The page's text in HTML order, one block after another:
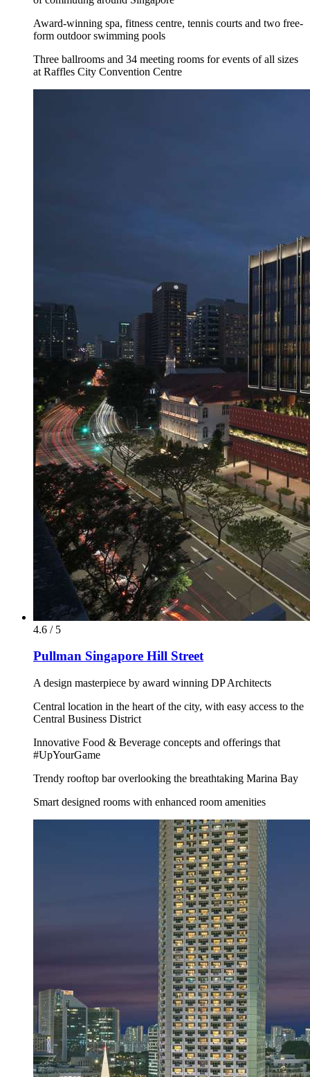
Award-winning spa, fitness centre, tennis courts and two free-
form outdoor swimming pools
Three ballrooms and 34 meeting rooms for events of all sizes
at Raffles City Convention Centre
4.6 / 5
Pullman Singapore Hill Street
A design masterpiece by award winning DP Architects
Central location in the heart of the city, with easy access to the
Central Business District
Innovative Food & Beverage concepts and offerings that
#UpYourGame
Trendy rooftop bar overlooking the breathtaking Marina Bay
Smart designed rooms with enhanced room amenities